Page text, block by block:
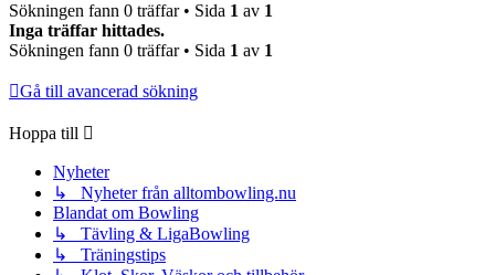
Sökningen fann 0 träffar • Sida 1 av 1
Inga träffar hittades.
Sökningen fann 0 träffar • Sida 1 av 1
Gå till avancerad sökning
Hoppa till
Nyheter
↳ Nyheter från alltombowling.nu
Blandat om Bowling
↳ Tävling & LigaBowling
↳ Träningstips